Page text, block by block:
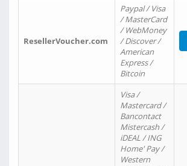
ResellerVoucher.com
Paypal / Visa
/ MasterCard
/ WebMoney
/ Discover /
American
Express /
Bitcoin
Visa /
Mastercard /
Bancontact
Mistercash /
iDEAL / ING
Home' Pay /
Western